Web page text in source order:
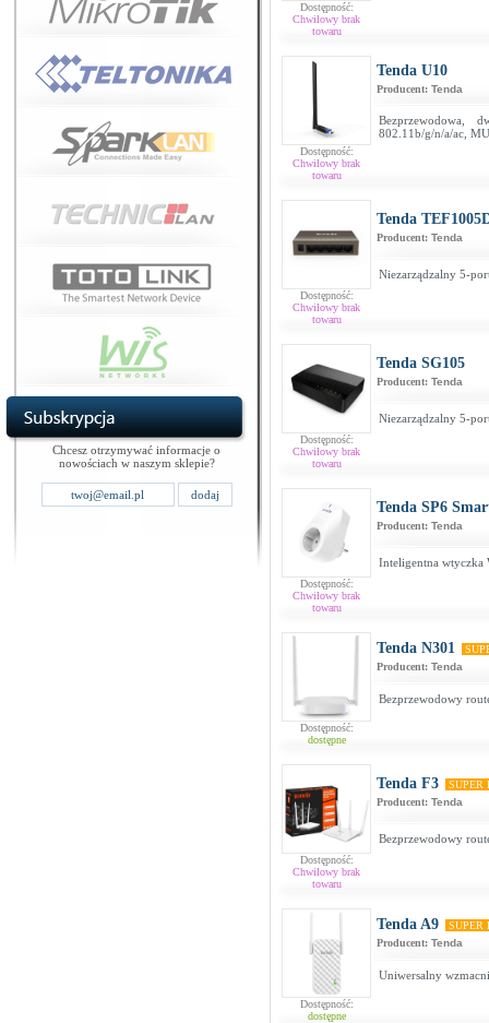
Chcesz otrzymywać informacje o
nowościach w naszym sklepie?
Dostępność:
Chwilowy brak
towaru
Dostępność:
Chwilowy brak
towaru
Tenda U10
Producent: Tenda
Bezprzewodowa,
802.11b/g/n/a/ac,
Dostępność:
Chwilowy brak
towaru
Tenda
Producent: Tenda
Niezarządzalny 5-
Dostępność:
Chwilowy brak
towaru
Tenda SG105
Producent: Tenda
Niezarządzalny 5-
Dostępność:
Chwilowy brak
towaru
Tenda SP6
Producent: Tenda
Inteligentna wtyczka
Dostępność:
dostępne
Tenda N301
Producent: Tenda
Bezprzewodowy
Dostępność:
Chwilowy brak
towaru
Tenda F3
SUPER
Producent: Tenda
Bezprzewodowy
Dostępność:
dostępne
Tenda A9
SUPER
Producent: Tenda
Uniwersalny